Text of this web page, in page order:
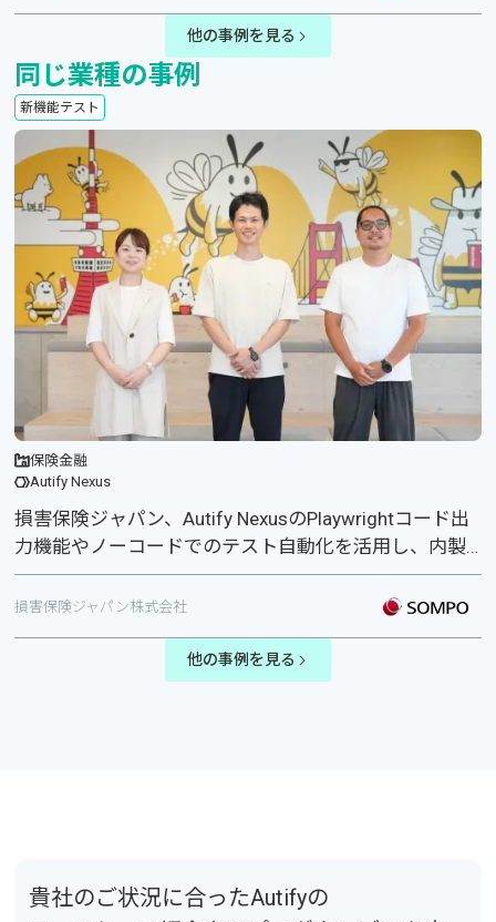
他の事例を見る
同じ業種の事例
新機能テスト
保険金融
Autify Nexus
損害保険ジャパン、Autify NexusのPlaywrightコード出
力機能やノーコードでのテスト自動化を活用し、内製
での開発業務効率化を推進
損害保険ジャパン株式会社
他の事例を見る
貴社のご状況に合ったAutifyの